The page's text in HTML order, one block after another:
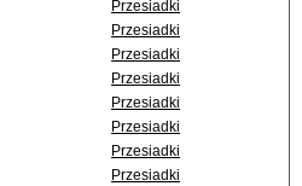
Przesiadki
Przesiadki
Przesiadki
Przesiadki
Przesiadki
Przesiadki
Przesiadki
Przesiadki